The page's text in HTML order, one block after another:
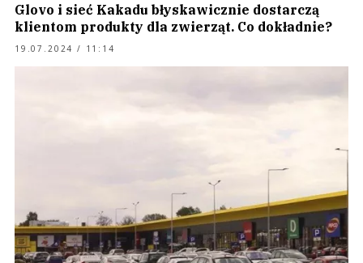
Glovo i sieć Kakadu błyskawicznie dostarczą
klientom produkty dla zwierząt. Co dokładnie?
19.07.2024 / 11:14